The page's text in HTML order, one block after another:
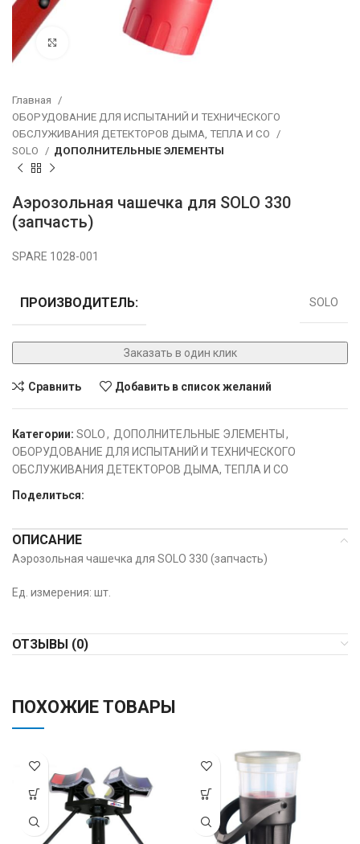
Нажмите, чтобы увеличить
Главная
ОБОРУДОВАНИЕ ДЛЯ ИСПЫТАНИЙ И ТЕХНИЧЕСКОГО
ОБСЛУЖИВАНИЯ ДЕТЕКТОРОВ ДЫМА, ТЕПЛА И СО
SOLO
ДОПОЛНИТЕЛЬНЫЕ ЭЛЕМЕНТЫ
Аэрозольная чашечка для SOLO 330
(запчасть)
SPARE 1028-001
ПРОИЗВОДИТЕЛЬ: SOLO
Заказать в один клик
Сравнить Добавить в список желаний
Категории: SOLO, ДОПОЛНИТЕЛЬНЫЕ ЭЛЕМЕНТЫ ,
ОБОРУДОВАНИЕ ДЛЯ ИСПЫТАНИЙ И ТЕХНИЧЕСКОГО
ОБСЛУЖИВАНИЯ ДЕТЕКТОРОВ ДЫМА, ТЕПЛА И СО
Поделиться:
ОПИСАНИЕ
Аэрозольная чашечка для SOLO 330 (запчасть)
Ед. измерения: шт.
ОТЗЫВЫ (0)
ПОХОЖИЕ ТОВАРЫ